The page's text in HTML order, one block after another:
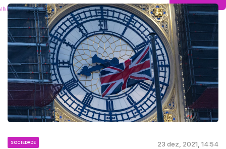
SOCIEDADE 23 dez, 2021, 14:54